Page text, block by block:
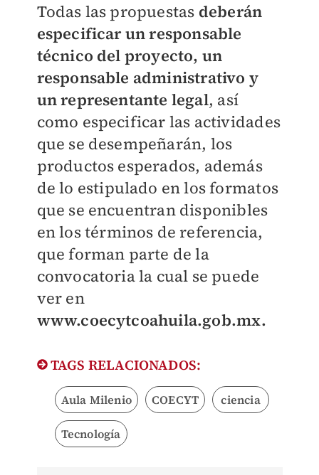
Todas las propuestas deberán
especificar un responsable
técnico del proyecto, un
responsable administrativo y
un representante legal, así
como especificar las actividades
que se desempeñarán, los
productos esperados, además
de lo estipulado en los formatos
que se encuentran disponibles
en los términos de referencia,
que forman parte de la
convocatoria la cual se puede
ver en
www.coecytcoahuila.gob.mx.
TAGS RELACIONADOS:
Aula Milenio COECYT ciencia
Tecnología